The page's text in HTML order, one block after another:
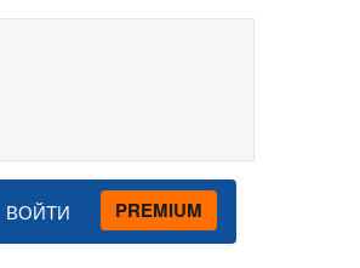
ВОЙТИ PREMIUM